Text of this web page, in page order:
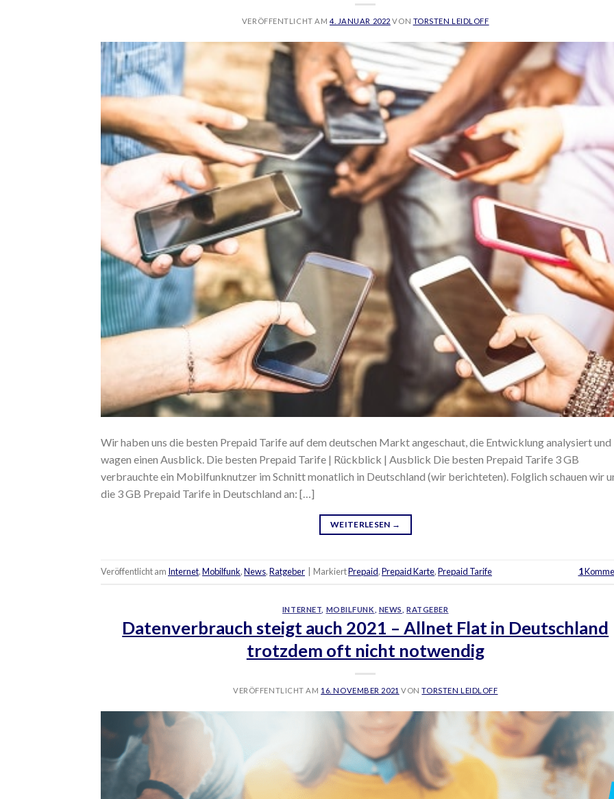
VERÖFFENTLICHT AM 4. JANUAR 2022 VON TORSTEN LEIDLOFF
Wir haben uns die besten Prepaid Tarife auf dem deutschen Markt angeschaut, die Entwicklung analysiert und
wagen einen Ausblick. Die besten Prepaid Tarife | Rückblick | Ausblick Die besten Prepaid Tarife 3 GB
verbrauchte ein Mobilfunknutzer im Schnitt monatlich in Deutschland (wir berichteten). Folglich schauen wir
die 3 GB Prepaid Tarife in Deutschland an: […]
WEITERLESEN →
Veröffentlicht am Internet,Mobilfunk,News,Ratgeber MarkiertPrepaid,Prepaid Karte,Prepaid Tarife 1
INTERNET MOBILFUNK NEWS ,RATGEBER
Datenverbrauch steigt auch 2021 – Allnet Flat in Deutschland
trotzdem oft nicht notwendig
VERÖFFENTLICHT AM 16. NOVEMBER 2021 VONTORSTEN LEIDLOFF